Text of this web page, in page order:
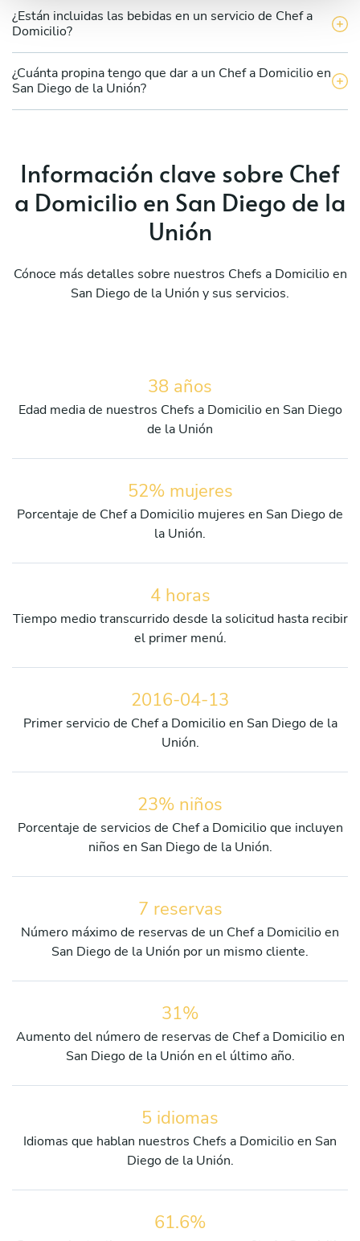
¿Están incluidas las bebidas en un servicio de Chef a
Domicilio?
¿Cuánta propina tengo que dar a un Chef a Domicilio en
San Diego de la Unión?
Información clave sobre Chef
a Domicilio en San Diego de la
Unión
Cónoce más detalles sobre nuestros Chefs a Domicilio en
San Diego de la Unión y sus servicios.
38 años
Edad media de nuestros Chefs a Domicilio en San Diego
de la Unión
52% mujeres
Porcentaje de Chef a Domicilio mujeres en San Diego de
la Unión.
4 horas
Tiempo medio transcurrido desde la solicitud hasta recibir
el primer menú.
2016-04-13
Primer servicio de Chef a Domicilio en San Diego de la
Unión.
23% niños
Porcentaje de servicios de Chef a Domicilio que incluyen
niños en San Diego de la Unión.
7 reservas
Número máximo de reservas de un Chef a Domicilio en
San Diego de la Unión por un mismo cliente.
31%
Aumento del número de reservas de Chef a Domicilio en
San Diego de la Unión en el último año.
5 idiomas
Idiomas que hablan nuestros Chefs a Domicilio en San
Diego de la Unión.
61.6%